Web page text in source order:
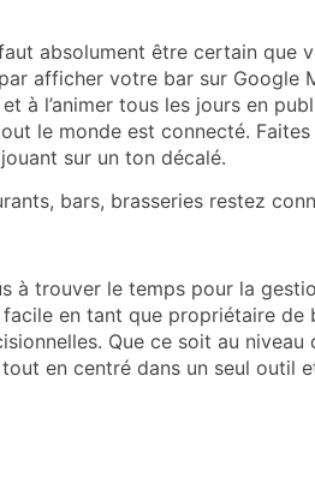
absolument être certain que
afficher votre bar sur Google
à l’animer tous les jours en
le monde est connecté.
sur un ton décalé.
bars, brasseries restez
à trouver le temps pour la
en tant que propriétaire de
Que ce soit au niveau
en centré dans un seul outil